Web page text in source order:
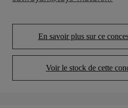
(Opens in new
En savoir plus sur ce
(Opens
Voir le stock de cette
(Opens